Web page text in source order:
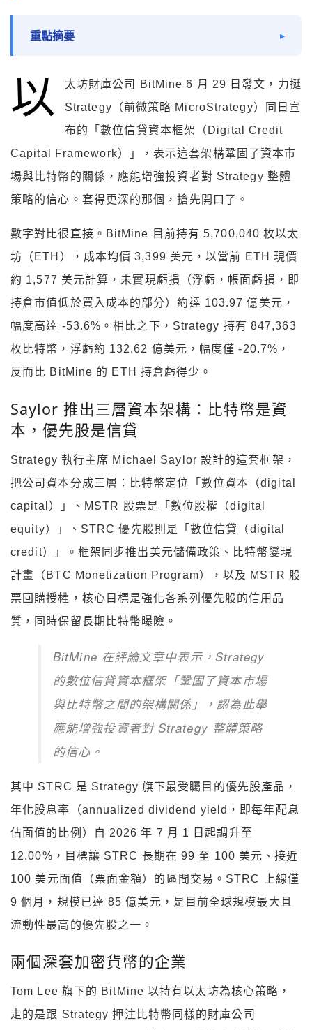
重點摘要
以
太坊財庫公司 BitMine 6 月 29 日發文，力挺
Strategy（前微策略 MicroStrategy）同日宣
布的「數位信貸資本框架（Digital Credit
Capital Framework）」，表示這套架構鞏固了資本市
場與比特幣的關係，應能增強投資者對 Strategy 整體
策略的信心。套得更深的那個，搶先開口了。
數字對比很直接。BitMine 目前持有 5,700,040 枚以太
坊（ETH），成本均價 3,399 美元，以當前 ETH 現價
約 1,577 美元計算，未實現虧損（浮虧，帳面虧損，即
持倉市值低於買入成本的部分）約達 103.97 億美元，
幅度高達 -53.6%。相比之下，Strategy 持有 847,363
枚比特幣，浮虧約 132.62 億美元，幅度僅 -20.7%，
反而比 BitMine 的 ETH 持倉虧得少。
Saylor 推出三層資本架構：比特幣是資
本，優先股是信貸
Strategy 執行主席 Michael Saylor 設計的這套框架，
把公司資本分成三層：比特幣定位「數位資本（digital
capital）」、MSTR 股票是「數位股權（digital
equity）」、STRC 優先股則是「數位信貸（digital
credit）」。框架同步推出美元儲備政策、比特幣變現
計畫（BTC Monetization Program），以及 MSTR 股
票回購授權，核心目標是強化各系列優先股的信用品
質，同時保留長期比特幣曝險。
BitMine 在評論文章中表示，Strategy
的數位信貸資本框架「鞏固了資本市場
與比特幣之間的架構關係」，認為此舉
應能增強投資者對 Strategy 整體策略
的信心。
其中 STRC 是 Strategy 旗下最受矚目的優先股產品，
年化股息率（annualized dividend yield，即每年配息
佔面值的比例）自 2026 年 7 月 1 日起調升至
12.00%，目標讓 STRC 長期在 99 至 100 美元、接近
100 美元面值（票面金額）的區間交易。STRC 上線僅
9 個月，規模已達 85 億美元，是目前全球規模最大且
流動性最高的優先股之一。
兩個深套加密貨幣的企業
Tom Lee 旗下的 BitMine 以持有以太坊為核心策略，
走的是跟 Strategy 押注比特幣同樣的財庫公司